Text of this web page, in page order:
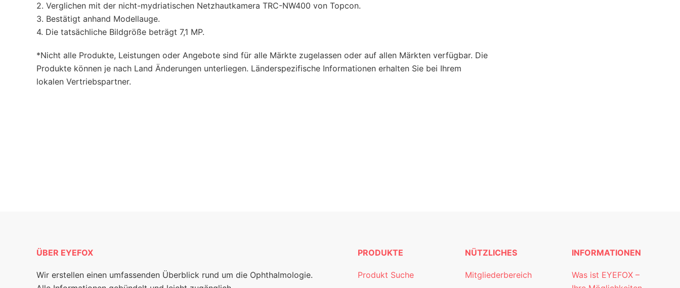
2. Verglichen mit der nicht-mydriatischen Netzhautkamera TRC-NW400 von Topcon.
3. Bestätigt anhand Modellauge.
4. Die tatsächliche Bildgröße beträgt 7,1 MP.
*Nicht alle Produkte, Leistungen oder Angebote sind für alle Märkte zugelassen oder auf allen Märkten verfügbar. Die
Produkte können je nach Land Änderungen unterliegen. Länderspezifische Informationen erhalten Sie bei Ihrem
lokalen Vertriebspartner.
ÜBER EYEFOX
Wir erstellen einen umfassenden Überblick rund um die Ophthalmologie.
PRODUKTE
Produkt Suche
NÜTZLICHES
Mitgliederbereich
INFORMATIONEN
Was ist EYEFOX –